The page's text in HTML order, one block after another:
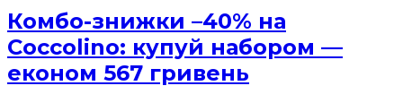
Комбо-знижки –40% на
Coccolino: купуй набором —
економ 567 гривень